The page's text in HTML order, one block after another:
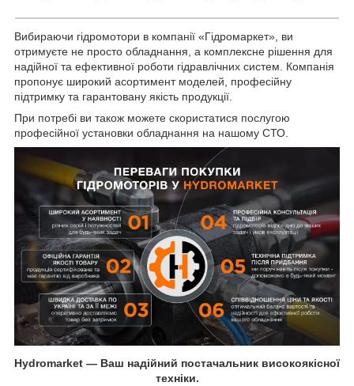
Вибираючи гідромотори в компанії «Гідромаркет», ви
отримуєте не просто обладнання, а комплексне рішення для
надійної та ефективної роботи гідравлічних систем. Компанія
пропонує широкий асортимент моделей, професійну
підтримку та гарантовану якість продукції.
При потребі ви також можете скористатися послугою
професійної установки обладнання на нашому СТО.
Hydromarket — Ваш надійний постачальник високоякісної
техніки.